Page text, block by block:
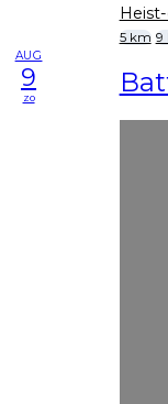
5 km 9
AUG
9
zo